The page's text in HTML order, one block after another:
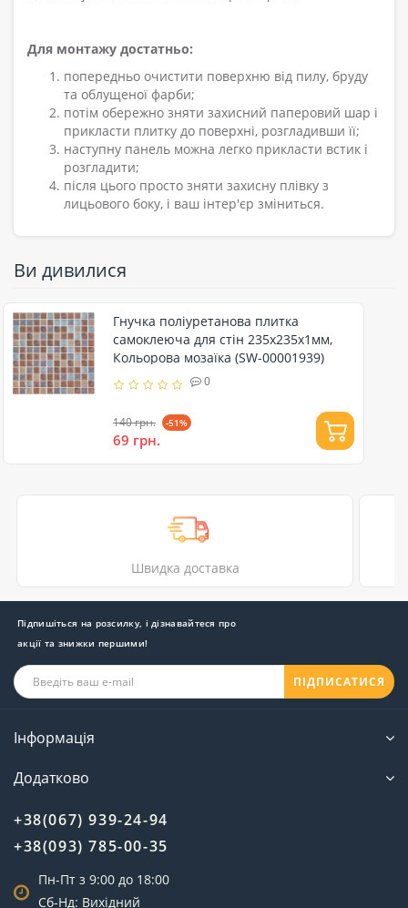
Для монтажу достатньо:
попередньо очистити поверхню від пилу, бруду
та облущеної фарби;
потім обережно зняти захисний паперовий шар і
прикласти плитку до поверхні, розгладивши її;
наступну панель можна легко прикласти встик і
розгладити;
після цього просто зняти захисну плівку з
лицьового боку, і ваш інтер'єр зміниться.
Ви дивилися
Гнучка поліуретанова плитка
самоклеюча для стін 235х235х1мм,
Кольорова мозаїка (SW-00001939)
0
140 грн. -51%
69 грн.
Швидка доставка
Підпишіться на розсилку, і дізнавайтеся про
акції та знижки першими!
ПІДПИСАТИСЯ
Інформація
Додатково
+38(067) 939-24-94
+38(093) 785-00-35
Пн-Пт з 9:00 до 18:00
Сб-Нд: Вихідний